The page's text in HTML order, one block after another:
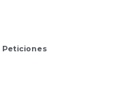
Peticiones